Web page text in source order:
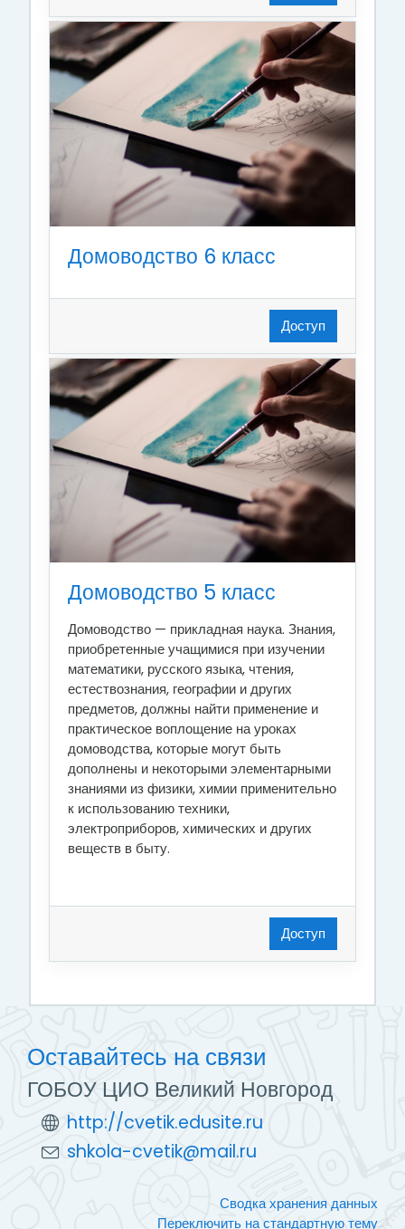
Домоводство 6 класс
Доступ
Домоводство 5 класс
Домоводство — прикладная наука. Знания,
приобретенные учащимися при изучении
математики, русского языка, чтения,
естествознания, географии и других
предметов, должны найти при­менение и
практическое воплощение на уроках
домоводства, ко­торые могут быть
дополнены и некоторыми элементарными
зна­ниями из физики, химии применительно
к использованию техники,
электроприборов, химических и других
веществ в быту.
Доступ
Оставайтесь на связи
ГОБОУ ЦИО Великий Новгород
http://cvetik.edusite.ru
shkola-cvetik@mail.ru
Сводка хранения данных
Переключить на стандартную тему